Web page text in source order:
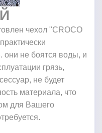
чехол "CROCO
они не боятся воды, и
грязь,
не будет
материала, что
для Вашего